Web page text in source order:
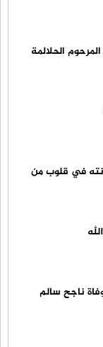
الحلالمة
في قلوب من
ناجح سالم